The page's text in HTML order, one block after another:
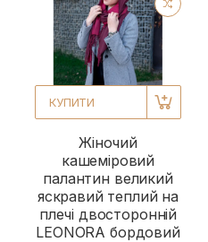
КУПИТИ
Жіночий
кашеміровий
палантин великий
яскравий теплий на
плечі двосторонній
LEONORA бордовий